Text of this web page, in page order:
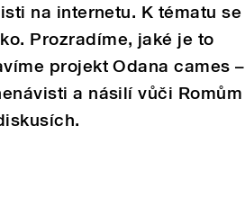
na internetu. K tématu se
Prozradíme, jaké je to
projekt Odana cames –
a násilí vůči Romům